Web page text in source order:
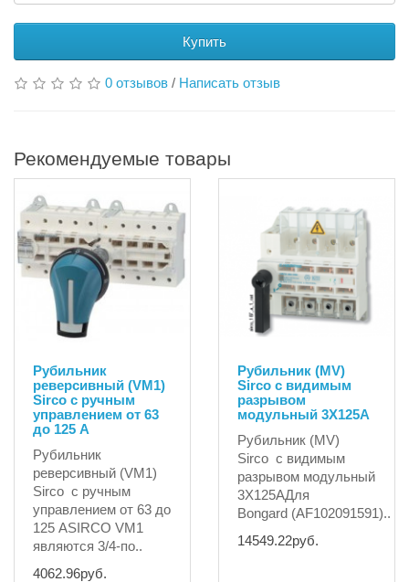
Купить
0 отзывов / Написать отзыв
Рекомендуемые товары
Рубильник
реверсивный (VM1)
Sirco с ручным
управлением от 63
до 125 A
Рубильник
реверсивный (VM1)
Sirco с ручным
управлением от 63 до
125 ASIRCO VM1
являются 3/4-по..
4062.96руб.
Рубильник (MV)
Sirco с видимым
разрывом
модульный 3X125A
Рубильник (MV)
Sirco с видимым
разрывом модульный
3X125AДля
Bongard (АF102091591)..
14549.22руб.